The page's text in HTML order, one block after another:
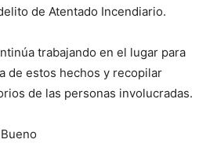
de Atentado Incendiario.
trabajando en el lugar para
de estos hechos y recopilar
de las personas involucradas.